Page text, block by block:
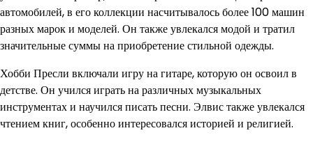
автомобилей, в его коллекции насчитывалось более 100 машин
разных марок и моделей. Он также увлекался модой и тратил
значительные суммы на приобретение стильной одежды.
Хобби Пресли включали игру на гитаре, которую он освоил в
детстве. Он учился играть на различных музыкальных
инструментах и научился писать песни. Элвис также увлекался
чтением книг, особенно интересовался историей и религией.